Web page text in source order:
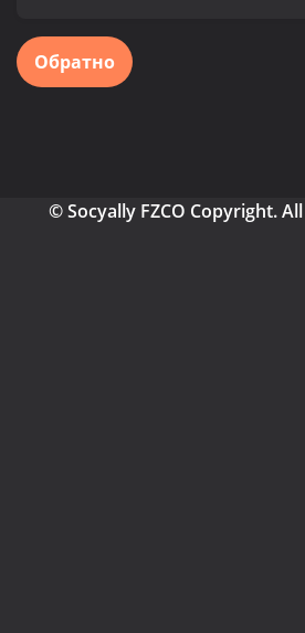
Обратно
© Socyally FZCO Copyright.